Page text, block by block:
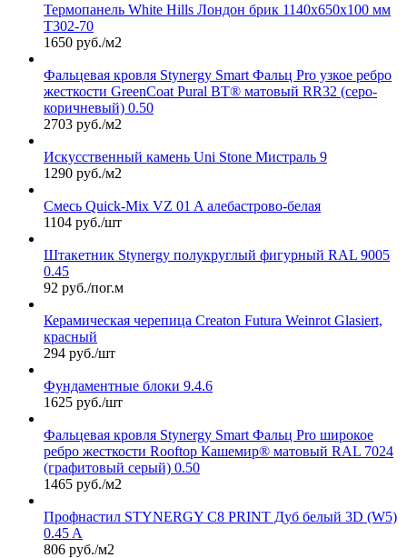
Термопанель White Hills Лондон брик 1140х650х100 мм
Т302-70
1650 руб./м2
Фальцевая кровля Stynergy Smart Фальц Pro узкое ребро
жесткости GreenCoat Pural BT® матовый RR32 (серо-
коричневый) 0.50
2703 руб./м2
Искусственный камень Uni Stone Мистраль 9
1290 руб./м2
Смесь Quick-Mix VZ 01 A алебастрово-белая
1104 руб./шт
Штакетник Stynergy полукруглый фигурный RAL 9005
0.45
92 руб./пог.м
Керамическая черепица Сreaton Futura Weinrot Glasiert,
красный
294 руб./шт
Фундаментные блоки 9.4.6
1625 руб./шт
Фальцевая кровля Stynergy Smart Фальц Pro широкое
ребро жесткости Rooftop Кашемир® матовый RAL 7024
(графитовый серый) 0.50
1465 руб./м2
Профнастил STYNERGY С8 PRINT Дуб белый 3D (W5)
0.45 A
806 руб./м2